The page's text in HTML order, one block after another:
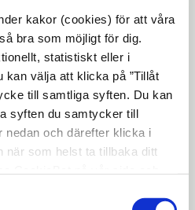
kakor (cookies) för att våra
bra som möjligt för dig.
statistiskt eller i
välja att klicka på ”Tillåt
till samtliga syften. Du kan
syften du samtycker till
nedan och därefter klicka i
när som helst ta tillbaka ditt
kommer provtagning
vid parkeringen
är en geoteknisk
förutsättningar. Det
för
av Södra
vid